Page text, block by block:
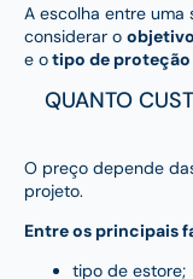
A escolha entre
considerar o objetivo
e otipo de
QUANTO
O preço depende
projeto.
Entre os principais
tipo de estore;